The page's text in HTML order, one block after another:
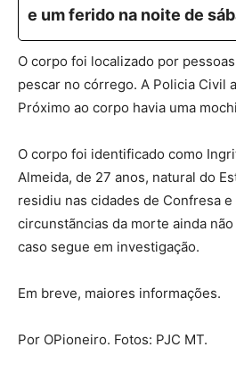
e um ferido na noite de
O corpo foi localizado por
pescar no córrego. A Policia Civil
Próximo ao corpo havia uma
O corpo foi identificado como
Almeida, de 27 anos, natural do
residiu nas cidades de Confresa e
circunstãncias da morte ainda
caso segue em investigação.
Em breve, maiores informações.
Por OPioneiro. Fotos: PJC MT.